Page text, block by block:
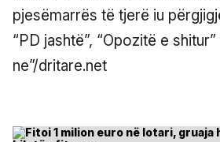
pjesëmarrës të tjerë iu
“PD jashtë”, “Opozitë e
ne”/dritare.net